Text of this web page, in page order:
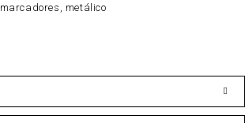
marcadores
metálico